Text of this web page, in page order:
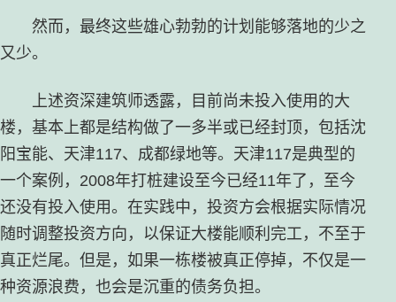
然而，最终这些雄心勃勃的计划能够落地的少之
又少。
上述资深建筑师透露，目前尚未投入使用的大
楼，基本上都是结构做了一多半或已经封顶，包括沈
阳宝能、天津117、成都绿地等。天津117是典型的
一个案例，2008年打桩建设至今已经11年了，至今
还没有投入使用。在实践中，投资方会根据实际情况
随时调整投资方向，以保证大楼能顺利完工，不至于
真正烂尾。但是，如果一栋楼被真正停掉，不仅是一
种资源浪费，也会是沉重的债务负担。